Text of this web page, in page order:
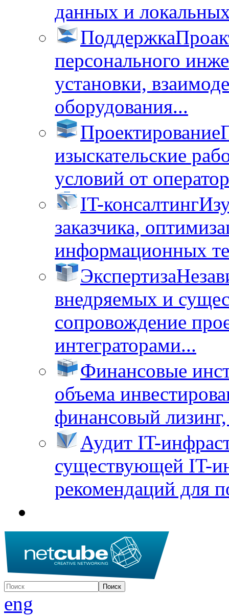
данных и
Поддержка
персонального
установки,
оборудования...
Проектирование
изыскательские
условий от
IT-консалтинг
заказчика,
информационных
Экспертиза
внедряемых и
сопровождение
интеграторами...
Финансовые
объема
финансовый
Аудит IT-
существующей IT-
рекомендаций для
eng